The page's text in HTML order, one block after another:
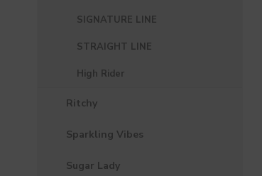
SIGNATURE LINE
STRAIGHT LINE
High Rider
Ritchy
Sparkling Vibes
Sugar Lady